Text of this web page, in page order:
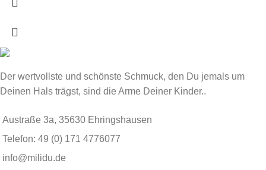
Der wertvollste und schönste Schmuck, den Du jemals um
Deinen Hals trägst, sind die Arme Deiner Kinder..
Austraße 3a, 35630 Ehringshausen
Telefon: 49 (0) 171 4776077
info@milidu.de